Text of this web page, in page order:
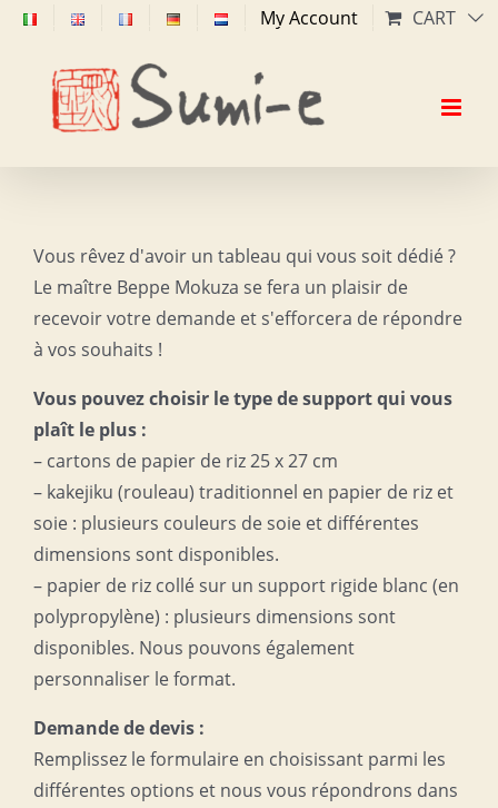
Skip
content
My Account CART
Vous rêvez d'avoir un tableau qui vous soit dédié ?
Le maître Beppe Mokuza se fera un plaisir de
recevoir votre demande et s'efforcera de répondre
à vos souhaits !
Vous pouvez choisir le type de support qui vous
plaît le plus :
– cartons de papier de riz 25 x 27 cm
– kakejiku (rouleau) traditionnel en papier de riz et
soie : plusieurs couleurs de soie et différentes
dimensions sont disponibles.
– papier de riz collé sur un support rigide blanc (en
polypropylène) : plusieurs dimensions sont
disponibles. Nous pouvons également
personnaliser le format.
Demande de devis :
Remplissez le formulaire en choisissant parmi les
différentes options et nous vous répondrons dans